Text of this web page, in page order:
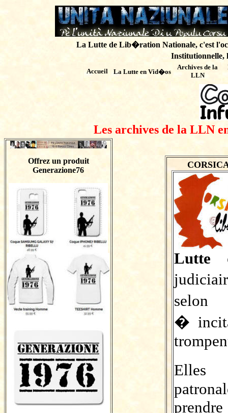
La Lutte de Lib�ration Nationale, c'est
Institutionnelle,
Accueil La Lutte en Vid�os
Archives de la
LLN
Les archives de la LLN
Offrez un produit
Generazione76
Lutte
selon
�
Elles